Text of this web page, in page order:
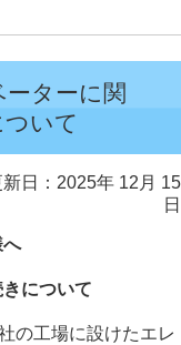
ターに関
いて
新日：2025年 12月 15
日
へ
について
の工場に設けたエレ